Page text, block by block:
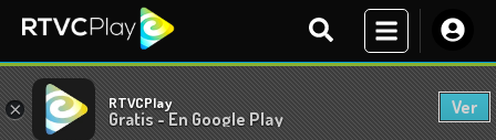
× RTVCPlay
Gratis - En Google Play
Ver